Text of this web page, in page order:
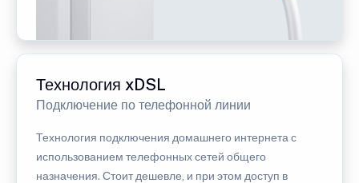
Технология xDSL
Подключение по телефонной линии
Технология подключения домашнего интернета с
использованием телефонных сетей общего
назначения. Стоит дешевле, и при этом доступ в